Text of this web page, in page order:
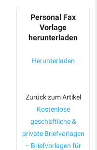
Personal Fax
Vorlage
herunterladen
Herunterladen
Zurück zum Artikel
Kostenlose
geschäftliche &
private Briefvorlagen
– Briefvorlagen für